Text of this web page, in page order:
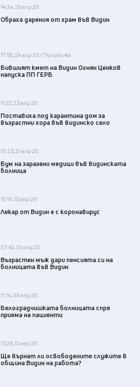
14:24, 25 апр 20
Обраха дарения от храм във Видин
17:55, 24 апр 20 / Политика
Бившият кмет на Видин Огнян Ценков
напуска ПП ГЕРБ
11:27, 23 апр 20
Поставиха под карантина дом за
възрастни хора във видинско село
10:23, 21 апр 20
Бум на заразени медици във видинската
болница
15:16, 15 апр 20
Лекар от Видин е с коронавирус
07:42, 10 апр 20
Възрастен мъж дари пенсията си на
болницата във Видин
11:14, 06 апр 20
Белоградчишката болницата спря
приема на пациенти
13:26, 11 мар 20
Ще върнат ли освободените служите в
община Видин на работа?